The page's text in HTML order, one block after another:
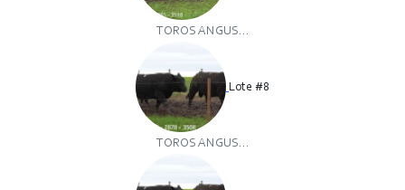
TOROS ANGUS...
Lote #8
TOROS ANGUS...